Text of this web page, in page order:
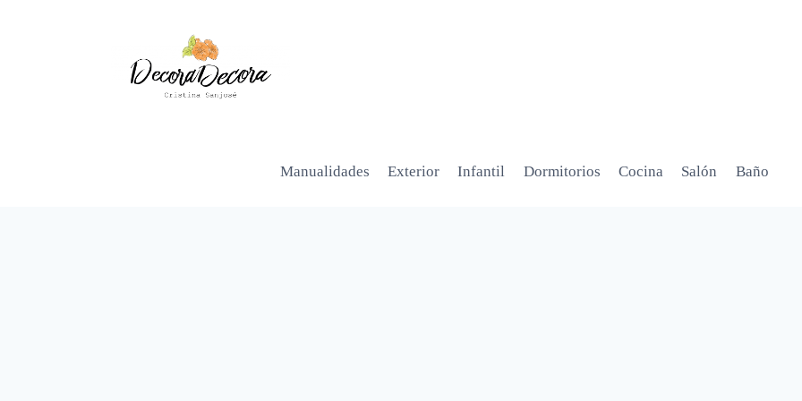
Manualidades Exterior Infantil Dormitorios Cocina Salón Baño